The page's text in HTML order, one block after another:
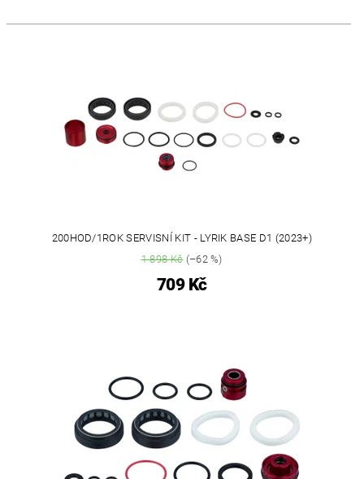
200HOD/1ROK SERVISNÍ KIT - LYRIK BASE D1 (2023+)
1 898 Kč(–62 %)
709 Kč